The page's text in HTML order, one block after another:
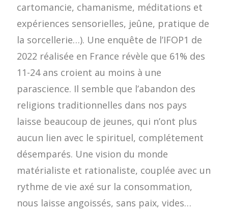
cartomancie, chamanisme, méditations et
expériences sensorielles, jeûne, pratique de
la sorcellerie…). Une enquête de l’IFOP1 de
2022 réalisée en France révèle que 61% des
11-24 ans croient au moins à une
parascience. Il semble que l’abandon des
religions traditionnelles dans nos pays
laisse beaucoup de jeunes, qui n’ont plus
aucun lien avec le spirituel, complétement
désemparés. Une vision du monde
matérialiste et rationaliste, couplée avec un
rythme de vie axé sur la consommation,
nous laisse angoissés, sans paix, vides…